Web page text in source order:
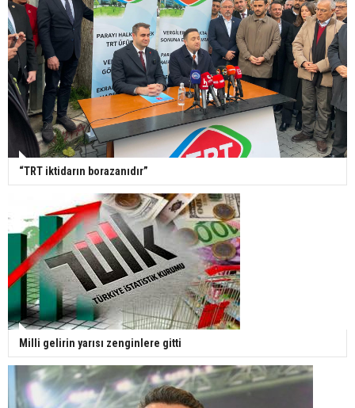
“TRT iktidarın borazanıdır”
Milli gelirin yarısı zenginlere gitti